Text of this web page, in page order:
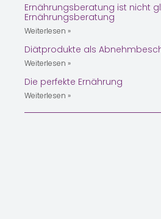
Ernährungsberatung ist nicht
Ernährungsberatung
Weiterlesen »
Diätprodukte als
Weiterlesen »
Die perfekte Ernährung
Weiterlesen »